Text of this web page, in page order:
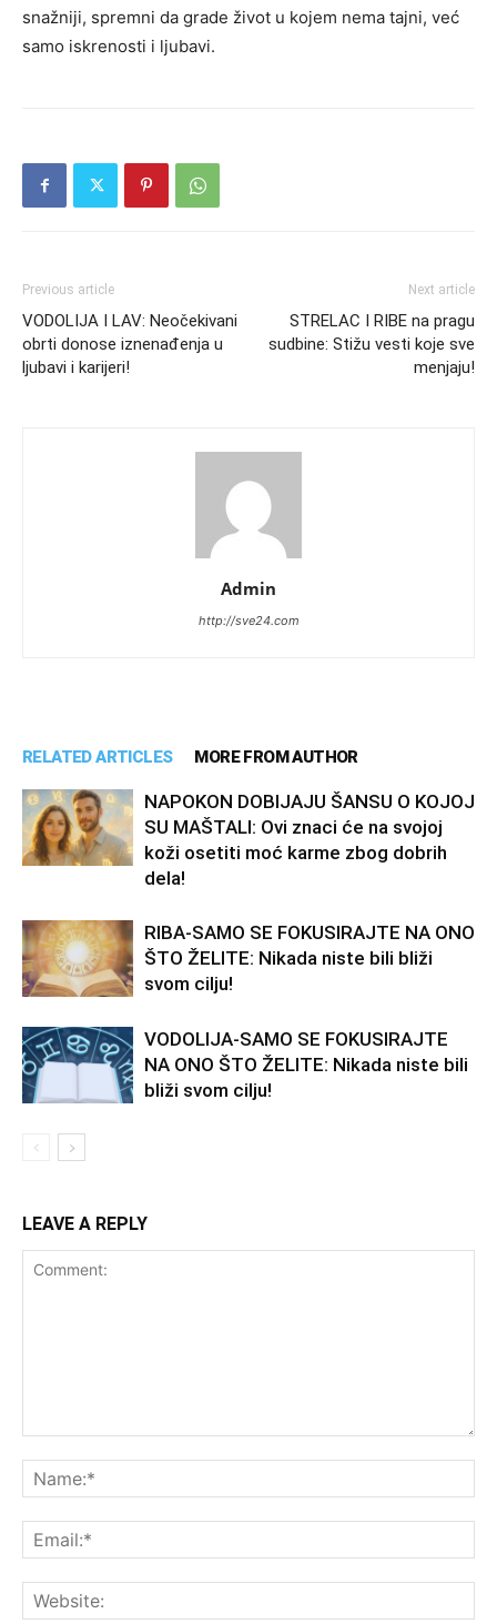
snažniji, spremni da grade život u kojem nema tajni, već
samo iskrenosti i ljubavi.
Previous article
VODOLIJA I LAV: Neočekivani
obrti donose iznenađenja u
ljubavi i karijeri!
Next article
STRELAC I RIBE na pragu
sudbine: Stižu vesti koje sve
menjaju!
Admin
http://sve24.com
RELATED ARTICLES MORE FROM AUTHOR
NAPOKON DOBIJAJU ŠANSU O KOJOJ
SU MAŠTALI: Ovi znaci će na svojoj
koži osetiti moć karme zbog dobrih
dela!
RIBA-SAMO SE FOKUSIRAJTE NA ONO
ŠTO ŽELITE: Nikada niste bili bliži
svom cilju!
VODOLIJA-SAMO SE FOKUSIRAJTE
NA ONO ŠTO ŽELITE: Nikada niste bili
bliži svom cilju!
LEAVE A REPLY